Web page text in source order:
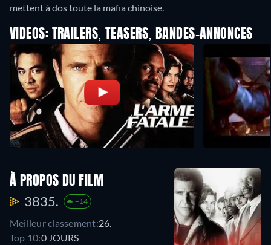
mettent à dos toute la mafia chinoise.
VIDEOS: TRAILERS, TEASERS, BANDES-ANNONCES
À PROPOS DU FILM
3835. +14
Meilleur classement:26.
Top 10:0 JOURS